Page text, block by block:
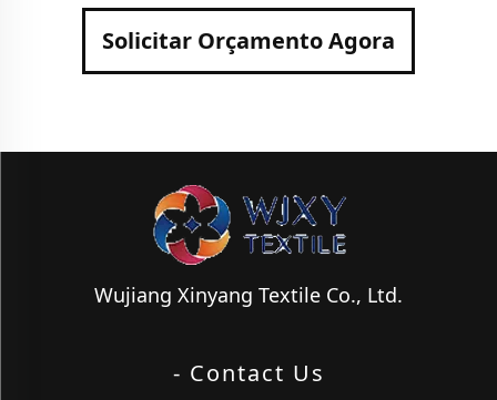
Solicitar Orçamento Agora
Wujiang Xinyang Textile Co., Ltd.
- Contact Us